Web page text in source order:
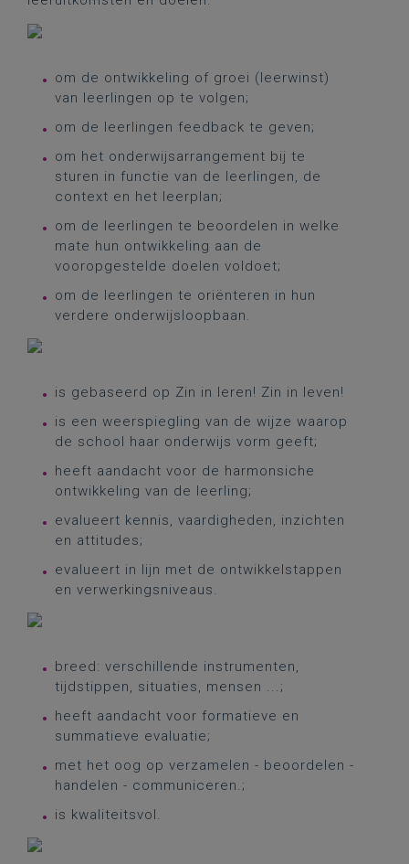
om de ontwikkeling of groei (leerwinst)
van leerlingen op te volgen;
om de leerlingen feedback te geven;
om het onderwijsarrangement bij te
sturen in functie van de leerlingen, de
context en het leerplan;
om de leerlingen te beoordelen in welke
mate hun ontwikkeling aan de
vooropgestelde doelen voldoet;
om de leerlingen te oriënteren in hun
verdere onderwijsloopbaan.
is gebaseerd op Zin in leren! Zin in leven!
is een weerspiegling van de wijze waarop
de school haar onderwijs vorm geeft;
heeft aandacht voor de harmonsiche
ontwikkeling van de leerling;
evalueert kennis, vaardigheden, inzichten
en attitudes;
evalueert in lijn met de ontwikkelstappen
en verwerkingsniveaus.
breed: verschillende instrumenten,
tijdstippen, situaties, mensen ...;
heeft aandacht voor formatieve en
summatieve evaluatie;
met het oog op verzamelen - beoordelen -
handelen - communiceren.;
is kwaliteitsvol.